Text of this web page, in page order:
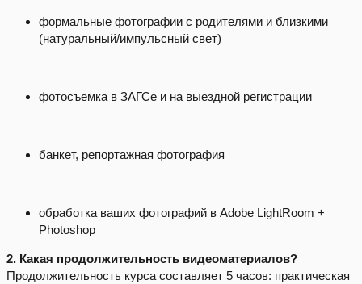
формальные фотографии с родителями и близкими
(натуральный/импульсный свет)
фотосъемка в ЗАГСе и на выездной регистрации
банкет, репортажная фотография
обработка ваших фотографий в Adobe LightRoom +
Photoshop
2. Какая продолжительность видеоматериалов?
Продолжительность курса составляет 5 часов: практическая